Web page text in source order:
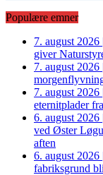
Populære emner
7. august 2026
giver
7. august 2026
7. august 2026
eternitplader
6. august 2026
ved Øster
aften
6. august 2026
fabriksgrund